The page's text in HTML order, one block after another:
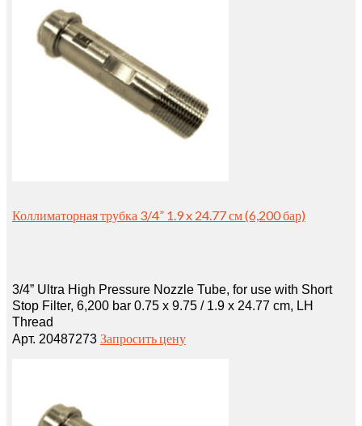
Коллиматорная трубка 3/4” 1.9 x 24.77 см (6,200 бар)
3/4” Ultra High Pressure Nozzle Tube, for use with Short
Stop Filter, 6,200 bar 0.75 x 9.75 / 1.9 x 24.77 cm, LH
Thread
Арт. 20487273 Запросить цену